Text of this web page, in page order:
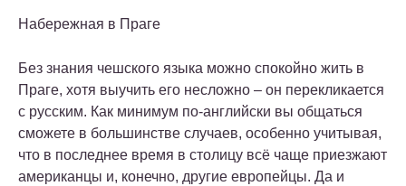
Набережная в Праге
Без знания чешского языка можно спокойно жить в
Праге, хотя выучить его несложно – он перекликается
с русским. Как минимум по-английски вы общаться
сможете в большинстве случаев, особенно учитывая,
что в последнее время в столицу всё чаще приезжают
американцы и, конечно, другие европейцы. Да и